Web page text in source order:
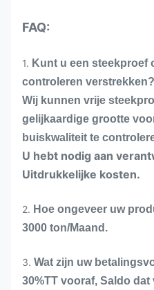
FAQ:
1. Kunt u een steekproef
controleren verstrekken?
Wij kunnen vrije
gelijkaardige grootte
buiskwaliteit te
U hebt nodig aan
Uitdrukkelijke kosten.
2. Hoe ongeveer uw
3000 ton/Maand.
3. Wat zijn uw
30%TT vooraf, Saldo